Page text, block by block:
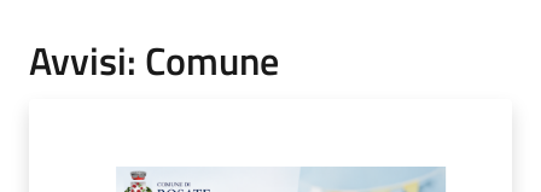
Avvisi: Comune